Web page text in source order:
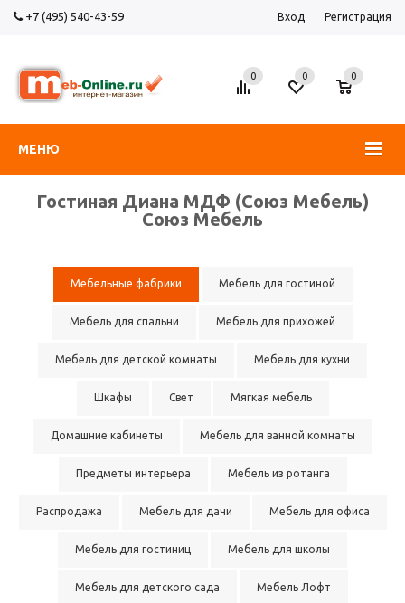
+7 (495) 540-43-59 Вход Регистрация
МЕНЮ
0 0
0
Гостиная Диана МДФ (Союз Мебель)
Союз Мебель
Мебельные фабрики Мебель для гостиной
Мебель для спальни Мебель для прихожей
Мебель для детской комнаты Мебель для кухни
Шкафы Свет Мягкая мебель
Домашние кабинеты Мебель для ванной комнаты
Предметы интерьера Мебель из ротанга
Распродажа Мебель для дачи Мебель для офиса
Мебель для гостиниц Мебель для школы
Мебель для детского сада Мебель Лофт